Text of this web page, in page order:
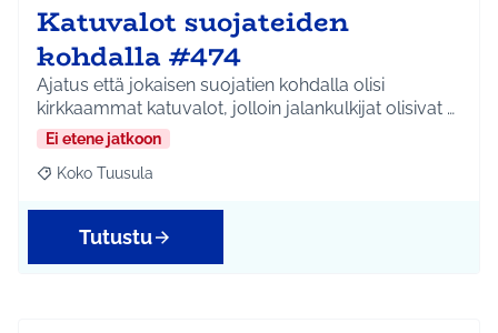
Katuvalot suojateiden
kohdalla #474
Ajatus että jokaisen suojatien kohdalla olisi
kirkkaammat katuvalot, jolloin jalankulkijat olisivat …
Ei etene jatkoon
Rajaa tulokset aihepiirin mukaan: Koko Tuusula
Koko Tuusula
Tutustu